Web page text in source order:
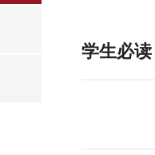
学生必读